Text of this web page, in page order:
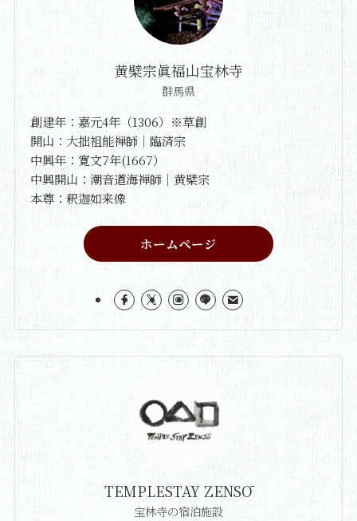
黄檗宗眞福山宝林寺
群馬県
創建年：嘉元4年（1306）※草創
開山：大拙祖能禅師｜臨済宗
中興年：寛文7年(1667）
中興開山：潮音道海禅師｜黄檗宗
本尊：釈迦如来像
ホームページ
TEMPLESTAY ZENSŌ
宝林寺の宿泊施設